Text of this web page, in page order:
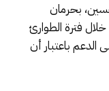
بحرمان
فترة الطوارئ
باعتبار أن